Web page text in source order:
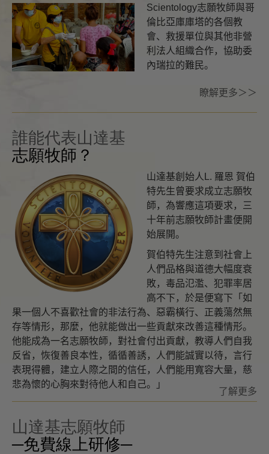
Scientology志願牧師與哥
倫比亞庫庫塔的各個教
會、救援單位與其他非營
利法人組織合作，協助委
內瑞拉的難民。
瞭解更多＞＞
誰能代表山達基
志願牧師？
山達基創始人L. 羅恩 賀伯
特先生曾要求成立志願牧
師，為響應這項要求，三
十年前志願牧師計畫便開
始展開。
賀伯特先生注意到社會上
人們品格與道德大幅度衰
敗，毒品氾濫、犯罪率居
高不下，於是便寫下「如
果一個人不喜歡社會的非法行為、惡霸橫行、正義蕩然無
存等情形，那麼，他就能做出一些貢獻來改善這種情形。
他能成為一名志願牧師，對社會付出貢獻，教導人們自我
反省，恢復善良本性，循循善誘，人們能誠實以待，言行
表現得體，建立人際之間的信任，人們能用寬容大量，慈
悲為懷的心胸來對待他人和自己。」
了解更多
山達基志願牧師
─免費線上研修─